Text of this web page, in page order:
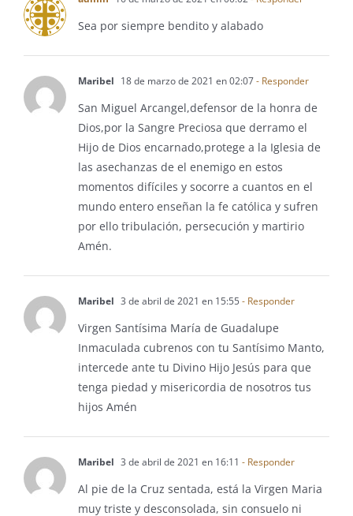
Sea por siempre bendito y alabado
Maribel 18 de marzo de 2021 en 02:07- Responder
San Miguel Arcangel,defensor de la honra de
Dios,por la Sangre Preciosa que derramo el
Hijo de Dios encarnado,protege a la Iglesia de
las asechanzas de el enemigo en estos
momentos difíciles y socorre a cuantos en el
mundo entero enseñan la fe católica y sufren
por ello tribulación, persecución y martirio
Amén.
Maribel 3 de abril de 2021 en 15:55- Responder
Virgen Santísima María de Guadalupe
Inmaculada cubrenos con tu Santísimo Manto,
intercede ante tu Divino Hijo Jesús para que
tenga piedad y misericordia de nosotros tus
hijos Amén
Maribel 3 de abril de 2021 en 16:11 - Responder
Al pie de la Cruz sentada, está la Virgen Maria
muy triste y desconsolada, sin consuelo ni